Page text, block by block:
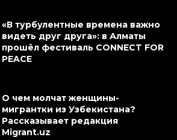
«В турбулентные времена важно
видеть друг друга»: в Алматы
прошёл фестиваль CONNECT FOR
PEACE
О чем молчат женщины-
мигрантки из Узбекистана?
Рассказывает редакция
Migrant.uz